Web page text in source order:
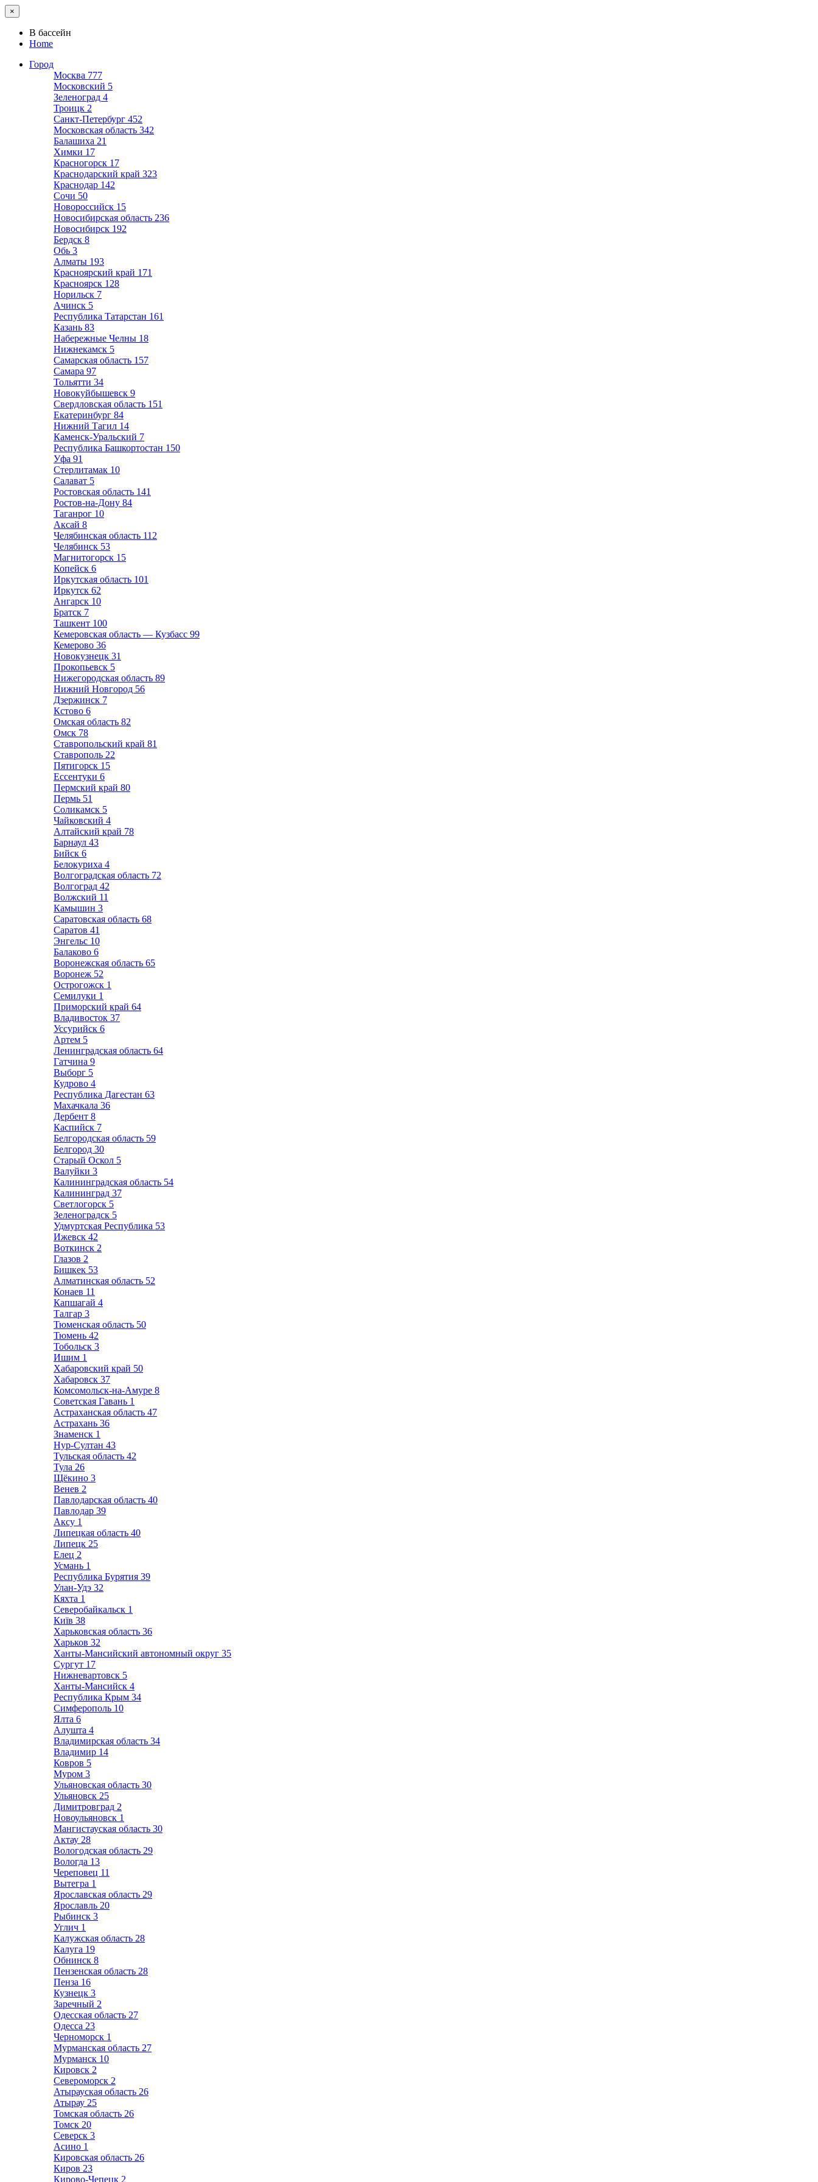
×
В бассейн
Home
Город
Москва 777
Московский 5
Зеленоград 4
Троицк 2
Санкт-Петербург 452
Московская область 342
Балашиха 21
Химки 17
Красногорск 17
Краснодарский край 323
Краснодар 142
Сочи 50
Новороссийск 15
Новосибирская область 236
Новосибирск 192
Бердск 8
Обь 3
Алматы 193
Красноярский край 171
Красноярск 128
Норильск 7
Ачинск 5
Республика Татарстан 161
Казань 83
Набережные Челны 18
Нижнекамск 5
Самарская область 157
Самара 97
Тольятти 34
Новокуйбышевск 9
Свердловская область 151
Екатеринбург 84
Нижний Тагил 14
Каменск-Уральский 7
Республика Башкортостан 150
Уфа 91
Стерлитамак 10
Салават 5
Ростовская область 141
Ростов-на-Дону 84
Таганрог 10
Аксай 8
Челябинская область 112
Челябинск 53
Магнитогорск 15
Копейск 6
Иркутская область 101
Иркутск 62
Ангарск 10
Братск 7
Ташкент 100
Кемеровская область — Кузбасс 99
Кемерово 36
Новокузнецк 31
Прокопьевск 5
Нижегородская область 89
Нижний Новгород 56
Дзержинск 7
Кстово 6
Омская область 82
Омск 78
Ставропольский край 81
Ставрополь 22
Пятигорск 15
Ессентуки 6
Пермский край 80
Пермь 51
Соликамск 5
Чайковский 4
Алтайский край 78
Барнаул 43
Бийск 6
Белокуриха 4
Волгоградская область 72
Волгоград 42
Волжский 11
Камышин 3
Саратовская область 68
Саратов 41
Энгельс 10
Балаково 6
Воронежская область 65
Воронеж 52
Острогожск 1
Семилуки 1
Приморский край 64
Владивосток 37
Уссурийск 6
Артем 5
Ленинградская область 64
Гатчина 9
Выборг 5
Кудрово 4
Республика Дагестан 63
Махачкала 36
Дербент 8
Каспийск 7
Белгородская область 59
Белгород 30
Старый Оскол 5
Валуйки 3
Калининградская область 54
Калининград 37
Светлогорск 5
Зеленоградск 5
Удмуртская Республика 53
Ижевск 42
Воткинск 2
Глазов 2
Бишкек 53
Алматинская область 52
Конаев 11
Капшагай 4
Талгар 3
Тюменская область 50
Тюмень 42
Тобольск 3
Ишим 1
Хабаровский край 50
Хабаровск 37
Комсомольск-на-Амуре 8
Советская Гавань 1
Астраханская область 47
Астрахань 36
Знаменск 1
Нур-Султан 43
Тульская область 42
Тула 26
Щёкино 3
Венев 2
Павлодарская область 40
Павлодар 39
Аксу 1
Липецкая область 40
Липецк 25
Елец 2
Усмань 1
Республика Бурятия 39
Улан-Удэ 32
Кяхта 1
Северобайкальск 1
Київ 38
Харьковская область 36
Харьков 32
Ханты-Мансийский автономный округ 35
Сургут 17
Нижневартовск 5
Ханты-Мансийск 4
Республика Крым 34
Симферополь 10
Ялта 6
Алушта 4
Владимирская область 34
Владимир 14
Ковров 5
Муром 3
Ульяновская область 30
Ульяновск 25
Димитровград 2
Новоульяновск 1
Мангистауская область 30
Актау 28
Вологодская область 29
Вологда 13
Череповец 11
Вытегра 1
Ярославская область 29
Ярославль 20
Рыбинск 3
Углич 1
Калужская область 28
Калуга 19
Обнинск 8
Пензенская область 28
Пенза 16
Кузнецк 3
Заречный 2
Одесская область 27
Одесса 23
Черноморск 1
Мурманская область 27
Мурманск 10
Кировск 2
Североморск 2
Атырауская область 26
Атырау 25
Томская область 26
Томск 20
Северск 3
Асино 1
Кировская область 26
Киров 23
Кирово-Чепецк 2